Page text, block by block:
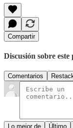
Compartir
Discusión sobre este
Comentarios
Lo mejor de Último